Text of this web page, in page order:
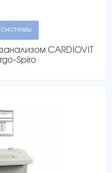
CARDIOVIT
Spiro